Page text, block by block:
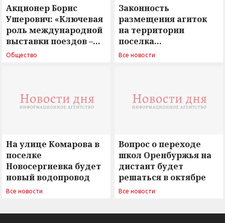
Акционер Борис
Ушерович: «Ключевая
роль международной
выставки поездов –
поиск ответов на
Общество
Законность
размещения агиток
на территории
поселка
Новосергиевка
Все новости
На улице Комарова в
поселке
Новосергиевка будет
новый водопровод
Все новости
Вопрос о переходе
школ Оренбуржья на
дистант будет
решаться в октябре
Все новости